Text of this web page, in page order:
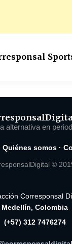
alternativa en
Quiénes somos ·
©
Corresponsal
Medellín, Colombia
(+57) 312 7476274